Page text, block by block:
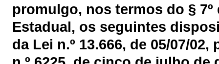
promulgo, nos termos do §
Estadual, os seguintes
da Lei n.º 13.666, de 05/07/